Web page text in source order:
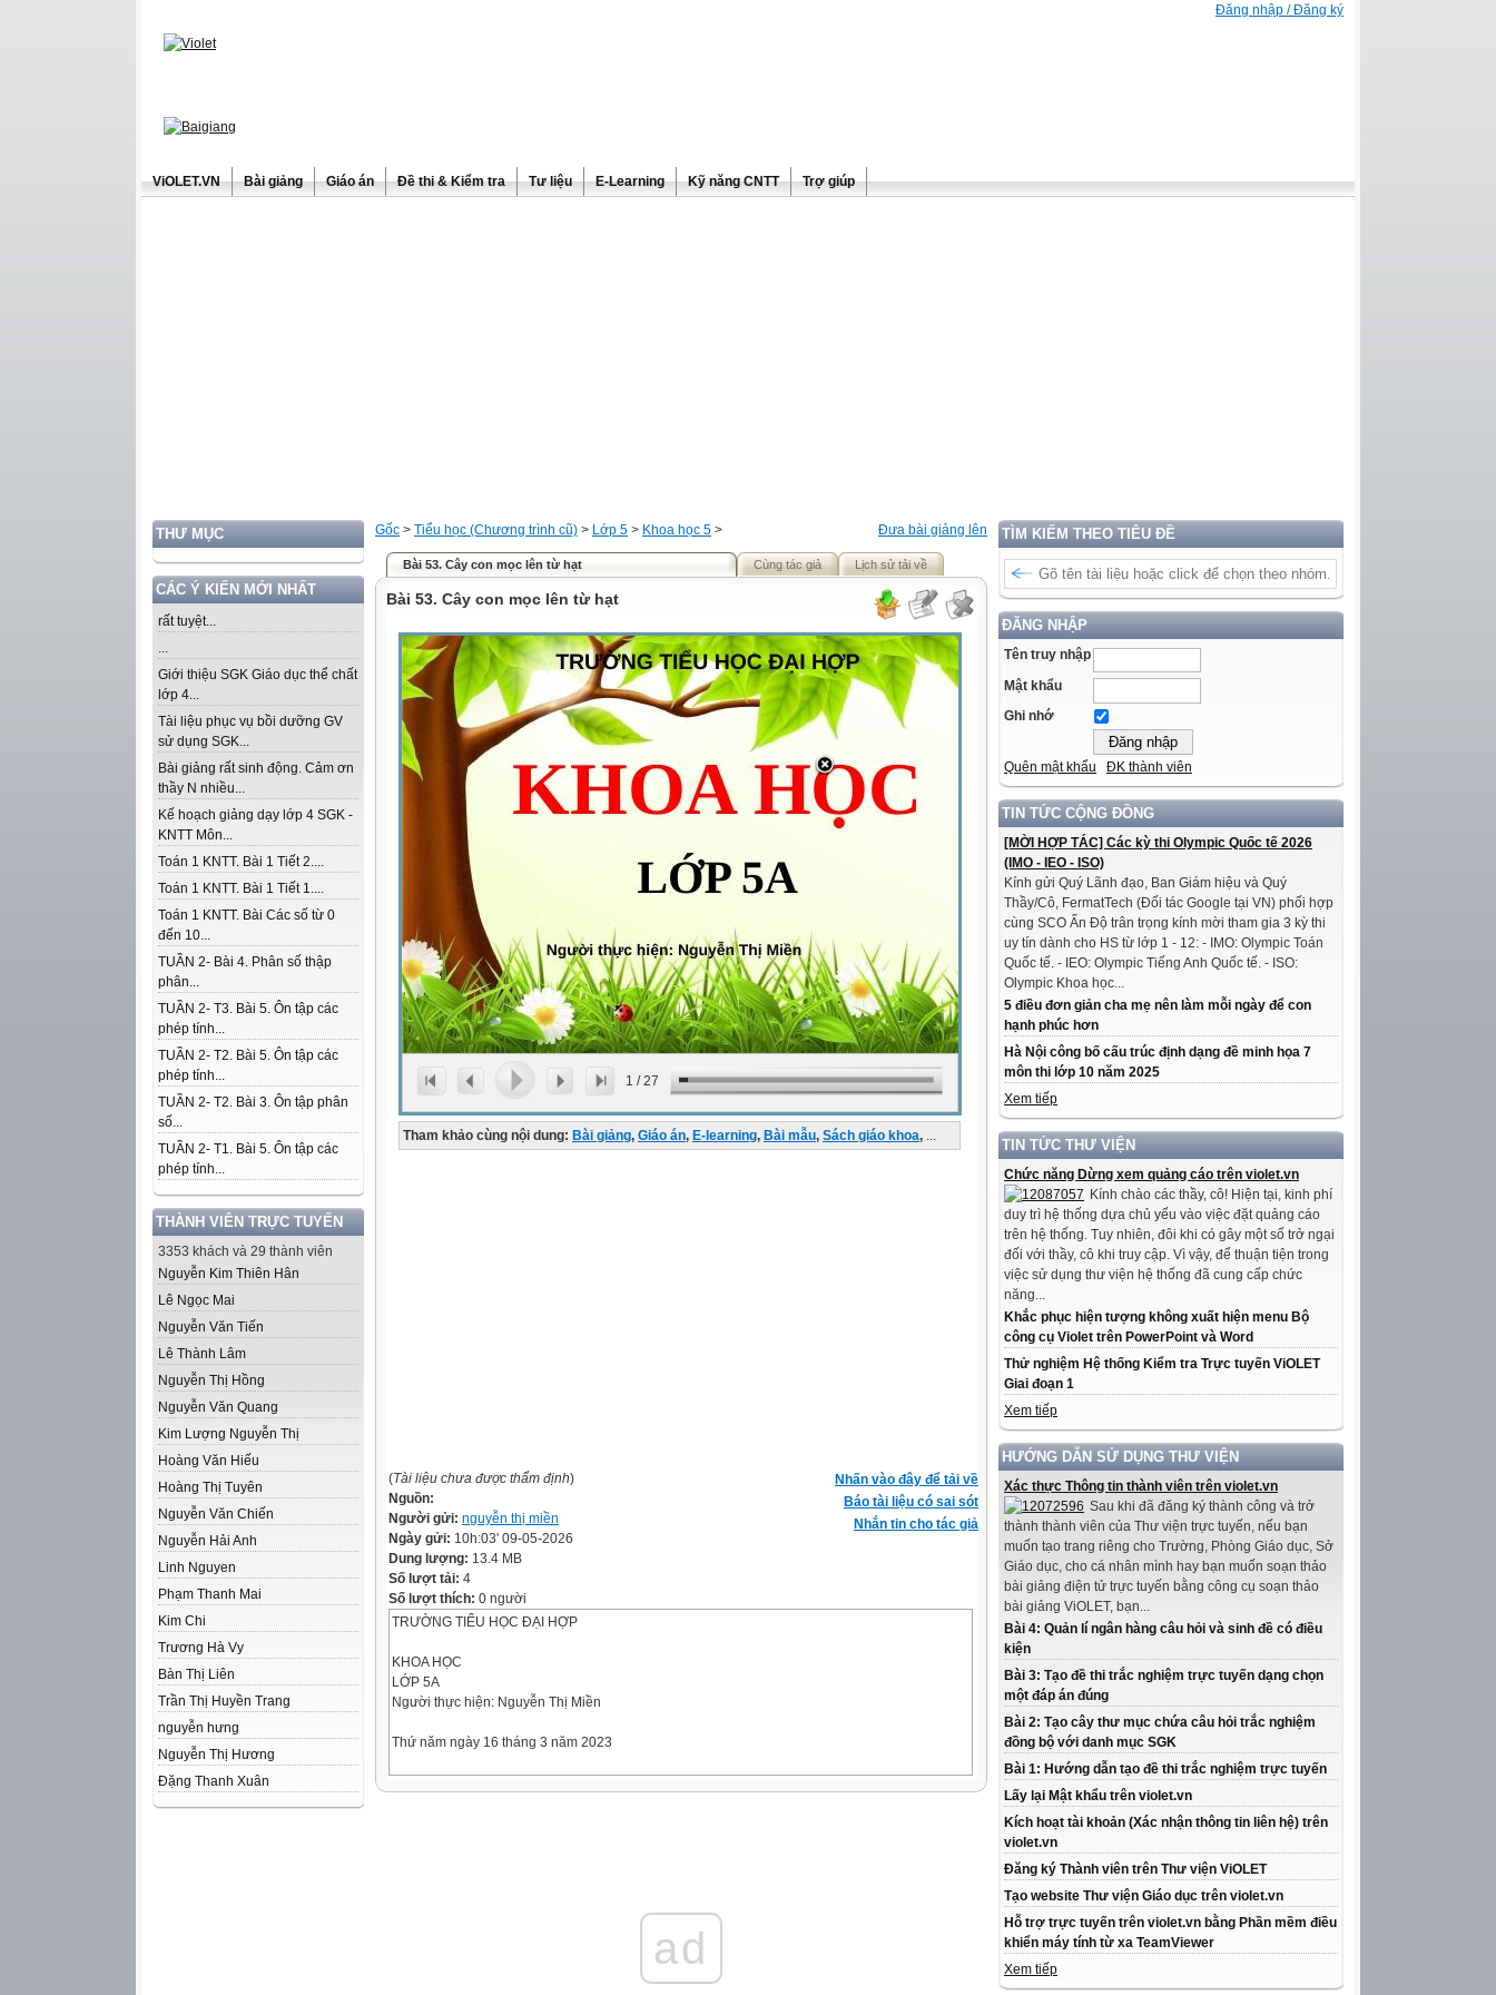
Đăng nhập / Đăng ký
ViOLET.VN Bài giảng Giáo án Đề thi & Kiểm tra Tư liệu E-Learning Kỹ năng CNTT Trợ giúp
THƯ MỤC
CÁC Ý KIẾN MỚI NHẤT
rất tuyệt...
...
Giới thiệu SGK Giáo dục thể chất
lớp 4...
Tài liệu phục vụ bồi dưỡng GV
sử dụng SGK...
Bài giảng rất sinh động. Cảm ơn
thầy N nhiều...
Kế hoạch giảng dạy lớp 4 SGK -
KNTT Môn...
Toán 1 KNTT. Bài 1 Tiết 2....
Toán 1 KNTT. Bài 1 Tiết 1....
Toán 1 KNTT. Bài Các số từ 0
đến 10...
TUẦN 2- Bài 4. Phân số thập
phân...
TUẦN 2- T3. Bài 5. Ôn tập các
phép tính...
TUẦN 2- T2. Bài 5. Ôn tập các
phép tính...
TUẦN 2- T2. Bài 3. Ôn tập phân
số...
TUẦN 2- T1. Bài 5. Ôn tập các
phép tính...
THÀNH VIÊN TRỰC TUYẾN
3353 khách và 29 thành viên
Nguyễn Kim Thiên Hân
Lê Ngọc Mai
Nguyễn Văn Tiến
Lê Thành Lâm
Nguyễn Thị Hồng
Nguyễn Văn Quang
Kim Lượng Nguyễn Thị
Hoàng Văn Hiếu
Hoàng Thị Tuyên
Nguyễn Văn Chiến
Nguyễn Hải Anh
Linh Nguyen
Phạm Thanh Mai
Kim Chi
Trương Hà Vy
Bàn Thị Liên
Trần Thị Huyền Trang
nguyễn hưng
Nguyễn Thị Hương
Đặng Thanh Xuân
TÌM KIẾM THEO TIÊU ĐỀ
ĐĂNG NHẬP
Tên truy nhập
Mật khẩu
Ghi nhớ
Quên mật khẩu ĐK thành viên
TIN TỨC CỘNG ĐỒNG
[MỜI HỢP TÁC] Các kỳ thi Olympic Quốc tế 2026
(IMO - IEO - ISO)
Kính gửi Quý Lãnh đạo, Ban Giám hiệu và Quý
Thầy/Cô, FermatTech (Đối tác Google tại VN) phối hợp
cùng SCO Ấn Độ trân trọng kính mời tham gia 3 kỳ thi
uy tín dành cho HS từ lớp 1 - 12: - IMO: Olympic Toán
Quốc tế. - IEO: Olympic Tiếng Anh Quốc tế. - ISO:
Olympic Khoa học...
5 điều đơn giản cha mẹ nên làm mỗi ngày để con
hạnh phúc hơn
Hà Nội công bố cấu trúc định dạng đề minh họa 7
môn thi lớp 10 năm 2025
Xem tiếp
TIN TỨC THƯ VIỆN
Chức năng Dừng xem quảng cáo trên violet.vn
Kính chào các thầy, cô! Hiện tại, kinh phí
duy trì hệ thống dựa chủ yếu vào việc đặt quảng cáo
trên hệ thống. Tuy nhiên, đôi khi có gây một số trở ngại
đối với thầy, cô khi truy cập. Vì vậy, để thuận tiện trong
việc sử dụng thư viện hệ thống đã cung cấp chức
năng...
Khắc phục hiện tượng không xuất hiện menu Bộ
công cụ Violet trên PowerPoint và Word
Thử nghiệm Hệ thống Kiểm tra Trực tuyến ViOLET
Giai đoạn 1
Xem tiếp
HƯỚNG DẪN SỬ DỤNG THƯ VIỆN
Xác thực Thông tin thành viên trên violet.vn
Sau khi đã đăng ký thành công và trở
thành thành viên của Thư viện trực tuyến, nếu bạn
muốn tạo trang riêng cho Trường, Phòng Giáo dục, Sở
Giáo dục, cho cá nhân mình hay bạn muốn soạn thảo
bài giảng điện tử trực tuyến bằng công cụ soạn thảo
bài giảng ViOLET, bạn...
Bài 4: Quản lí ngân hàng câu hỏi và sinh đề có điều
kiện
Bài 3: Tạo đề thi trắc nghiệm trực tuyến dạng chọn
một đáp án đúng
Bài 2: Tạo cây thư mục chứa câu hỏi trắc nghiệm
đồng bộ với danh mục SGK
Bài 1: Hướng dẫn tạo đề thi trắc nghiệm trực tuyến
Lấy lại Mật khẩu trên violet.vn
Kích hoạt tài khoản (Xác nhận thông tin liên hệ) trên
violet.vn
Đăng ký Thành viên trên Thư viện ViOLET
Tạo website Thư viện Giáo dục trên violet.vn
Hỗ trợ trực tuyến trên violet.vn bằng Phần mềm điều
khiển máy tính từ xa TeamViewer
Xem tiếp
Đưa bài giảng lên
Gốc > Tiểu học (Chương trình cũ) > Lớp 5 > Khoa học 5 >
Bài 53. Cây con mọc lên từ hạt Cùng tác giả Lịch sử tải về
Bài 53. Cây con mọc lên từ hạt
1 /27
Tham khảo cùng nội dung: Bài giảng, Giáo án, E-learning, Bài mẫu, Sách giáo khoa, ...
Nhấn vào đây để tải về
Báo tài liệu có sai sót
Nhắn tin cho tác giả
(Tài liệu chưa được thẩm định)
Nguồn:
Người gửi: nguyễn thị miền
Ngày gửi: 10h:03' 09-05-2026
Dung lượng: 13.4 MB
Số lượt tải: 4
Số lượt thích: 0 người
TRƯỜNG TIỂU HỌC ĐẠI HỢP
KHOA HỌC
LỚP 5A
Người thực hiện: Nguyễn Thị Miền
Thứ năm ngày 16 tháng 3 năm 2023
ad